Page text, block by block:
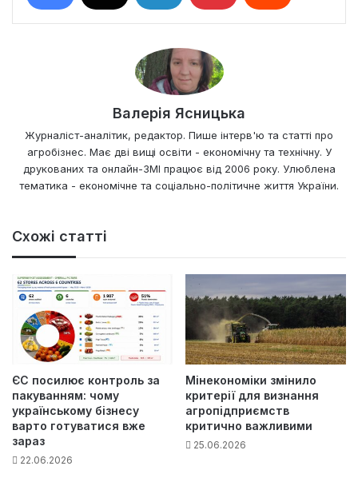
Валерія Ясницька
Журналіст-аналітик, редактор. Пише інтерв'ю та статті про
агробізнес. Має дві вищі освіти - економічну та технічну. У
друкованих та онлайн-ЗМІ працює від 2006 року. Улюблена
тематика - економічне та соціально-політичне життя України.
Схожі статті
ЄС посилює контроль за
пакуванням: чому
українському бізнесу
варто готуватися вже
зараз
22.06.2026
Мінекономіки змінило
критерії для визнання
агропідприємств
критично важливими
25.06.2026